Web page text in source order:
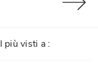
I più visti a :